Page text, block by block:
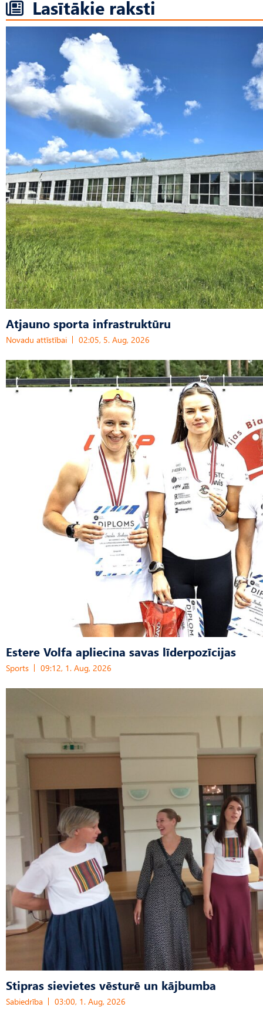
Lasītākie raksti
Atjauno sporta infrastruktūru
Novadu attīstībai 02:05, 5. Aug, 2026
Estere Volfa apliecina savas līderpozīcijas
Sports 09:12, 1. Aug, 2026
Stipras sievietes vēsturē un kājbumba
Sabiedrība 03:00, 1. Aug, 2026